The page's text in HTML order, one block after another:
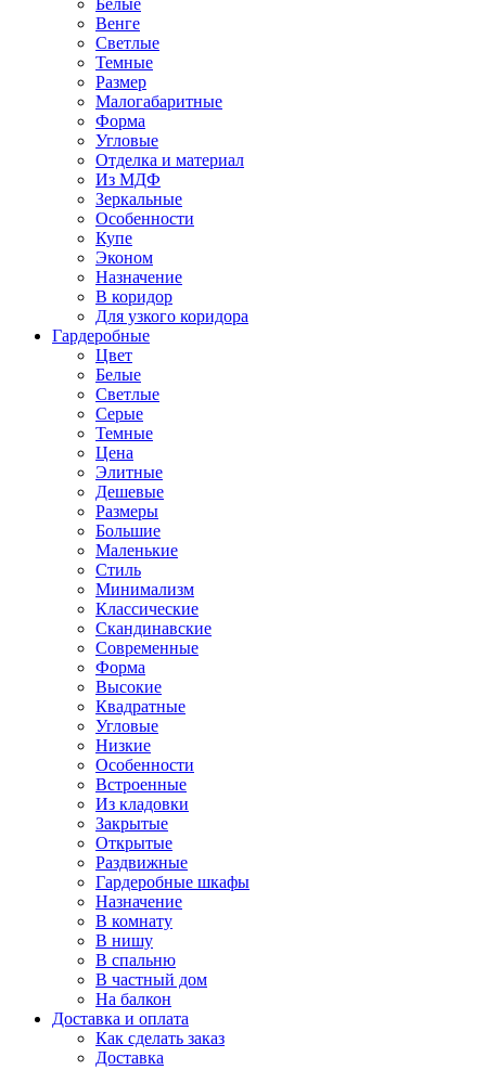
Белые
Венге
Светлые
Темные
Размер
Малогабаритные
Форма
Угловые
Отделка и материал
Из МДФ
Зеркальные
Особенности
Купе
Эконом
Назначение
В коридор
Для узкого коридора
Гардеробные
Цвет
Белые
Светлые
Серые
Темные
Цена
Элитные
Дешевые
Размеры
Большие
Маленькие
Стиль
Минимализм
Классические
Скандинавские
Современные
Форма
Высокие
Квадратные
Угловые
Низкие
Особенности
Встроенные
Из кладовки
Закрытые
Открытые
Раздвижные
Гардеробные шкафы
Назначение
В комнату
В нишу
В спальню
В частный дом
На балкон
Доставка и оплата
Как сделать заказ
Доставка